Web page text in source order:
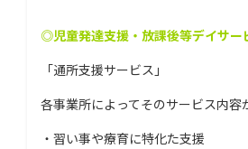
◎児童発達支援・放課後等デイサー
「通所支援サービス」
各事業所によってそのサービス内容
・習い事や療育に特化た支援